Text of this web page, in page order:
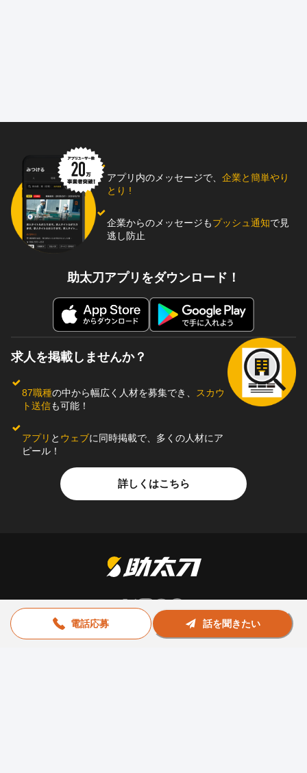
電話応募 話を聞きたい
アプリ内のメッセージで、 企業と簡単やり
とり !
企業からのメッセージもプッシュ通知で見
逃し防止
助太刀アプリをダウンロード！
求人を掲載しませんか？
87職種の中から幅広く人材を募集でき、
スカウ
ト送信も可能！
アプリ と ウェブに同時掲載で、多くの人材にア
ピール！
詳しくはこちら
助太刀社員に掲載をお考えの企業様